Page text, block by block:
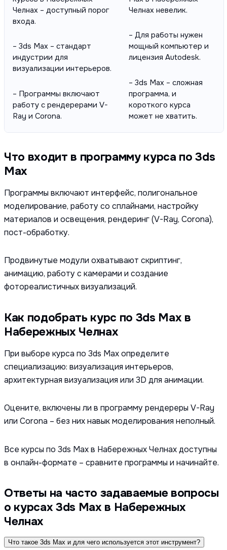
Челнах – доступный порог
входа.
– 3ds Max – стандарт
индустрии для
визуализации интерьеров.
– Программы включают
работу с рендерерами V-
Ray и Corona.
Челнах невелик.
– Для работы нужен
мощный компьютер и
лицензия Autodesk.
– 3ds Max – сложная
программа, и
короткого курса
может не хватить.
Что входит в программу курса по 3ds
Max
Программы включают интерфейс, полигональное
моделирование, работу со сплайнами, настройку
материалов и освещения, рендеринг (V-Ray, Corona),
пост-обработку.
Продвинутые модули охватывают скриптинг,
анимацию, работу с камерами и создание
фотореалистичных визуализаций.
Как подобрать курс по 3ds Max в
Набережных Челнах
При выборе курса по 3ds Max определите
специализацию: визуализация интерьеров,
архитектурная визуализация или 3D для анимации.
Оцените, включены ли в программу рендереры V-Ray
или Corona – без них навык моделирования неполный.
Все курсы по 3ds Max в Набережных Челнах доступны
в онлайн-формате – сравните программы и начинайте.
Ответы на часто задаваемые вопросы
о курсах 3ds Max в Набережных
Челнах
Что такое 3ds Max и для чего используется этот инструмент?